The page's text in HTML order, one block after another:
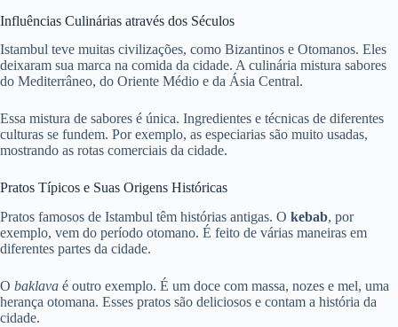
Influências Culinárias através dos Séculos
Istambul teve muitas civilizações, como Bizantinos e Otomanos. Eles
deixaram sua marca na comida da cidade. A culinária mistura sabores
do Mediterrâneo, do Oriente Médio e da Ásia Central.
Essa mistura de sabores é única. Ingredientes e técnicas de diferentes
culturas se fundem. Por exemplo, as especiarias são muito usadas,
mostrando as rotas comerciais da cidade.
Pratos Típicos e Suas Origens Históricas
Pratos famosos de Istambul têm histórias antigas. O kebab, por
exemplo, vem do período otomano. É feito de várias maneiras em
diferentes partes da cidade.
O baklava é outro exemplo. É um doce com massa, nozes e mel, uma
herança otomana. Esses pratos são deliciosos e contam a história da
cidade.